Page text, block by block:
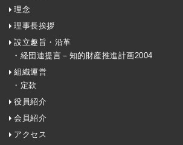
理念
理事長挨拶
設立趣旨・沿革
・経団連提言－知的財産推進計画2004
組織運営
・定款
役員紹介
会員紹介
アクセス